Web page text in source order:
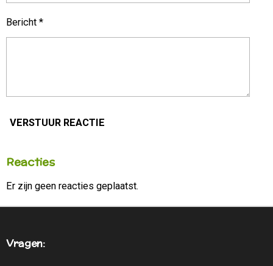
Bericht *
VERSTUUR REACTIE
Reacties
Er zijn geen reacties geplaatst.
Vragen: